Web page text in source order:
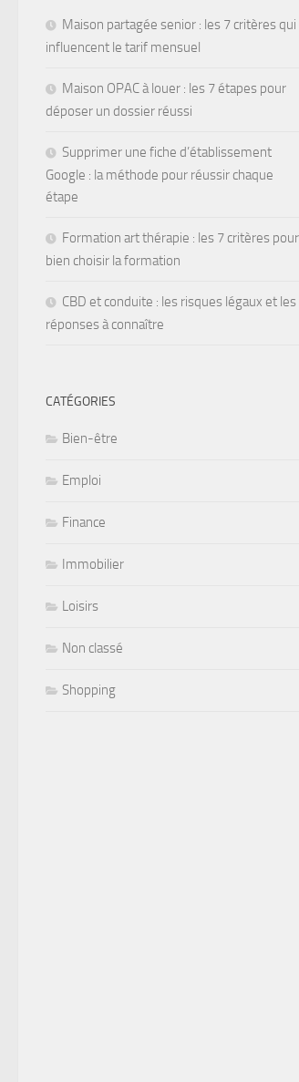
Maison partagée senior : les 7 critères qui
influencent le tarif mensuel
Maison OPAC à louer : les 7 étapes pour
déposer un dossier réussi
Supprimer une fiche d’établissement
Google : la méthode pour réussir chaque
étape
Formation art thérapie : les 7 critères pour
bien choisir la formation
CBD et conduite : les risques légaux et les
réponses à connaître
CATÉGORIES
Bien-être
Emploi
Finance
Immobilier
Loisirs
Non classé
Shopping